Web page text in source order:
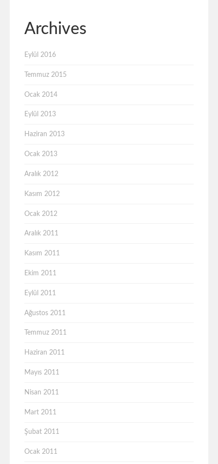
Archives
Eylül 2016
Temmuz 2015
Ocak 2014
Eylül 2013
Haziran 2013
Ocak 2013
Aralık 2012
Kasım 2012
Ocak 2012
Aralık 2011
Kasım 2011
Ekim 2011
Eylül 2011
Ağustos 2011
Temmuz 2011
Haziran 2011
Mayıs 2011
Nisan 2011
Mart 2011
Şubat 2011
Ocak 2011